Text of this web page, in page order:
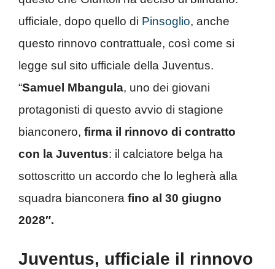
ufficiale, dopo quello di Pinsoglio, anche
questo rinnovo contrattuale, così come si
legge sul sito ufficiale della Juventus.
“Samuel Mbangula, uno dei giovani
protagonisti di questo avvio di stagione
bianconero, firma il rinnovo di contratto
con la Juventus: il calciatore belga ha
sottoscritto un accordo che lo legherà alla
squadra bianconera fino al 30 giugno
2028″.
Juventus, ufficiale il rinnovo